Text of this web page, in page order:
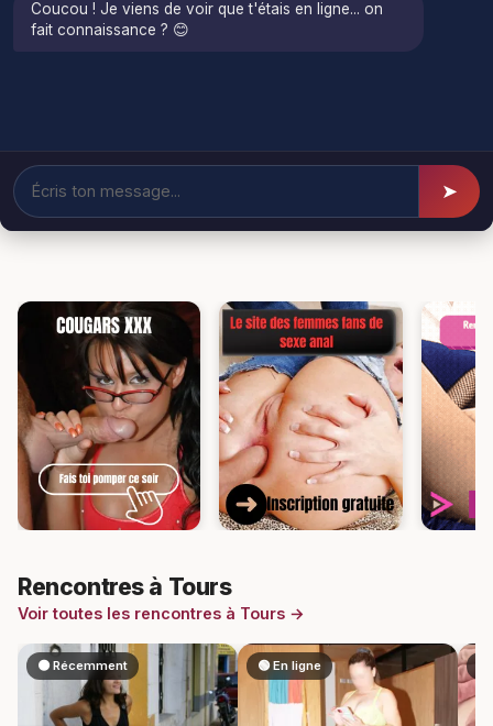
Coucou ! Je viens de voir que t'étais en ligne... on
fait connaissance ? 😊
➤
Rencontres à Tours
Voir toutes les rencontres à Tours →
🟠 Récemment 🟢 En ligne